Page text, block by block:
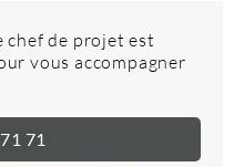
chef de projet est
vous accompagner
71